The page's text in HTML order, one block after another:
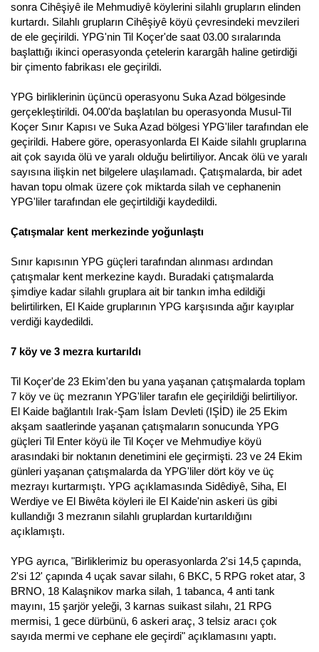
sonra Cihêşiyê ile Mehmudiyê köylerini silahlı grupların elinden
kurtardı. Silahlı grupların Cihêşiyê köyü çevresindeki mevzileri
de ele geçirildi. YPG'nin Til Koçer'de saat 03.00 sıralarında
başlattığı ikinci operasyonda çetelerin karargâh haline getirdiği
bir çimento fabrikası ele geçirildi.
YPG birliklerinin üçüncü operasyonu Suka Azad bölgesinde
gerçekleştirildi. 04.00'da başlatılan bu operasyonda Musul-Til
Koçer Sınır Kapısı ve Suka Azad bölgesi YPG'liler tarafından ele
geçirildi. Habere göre, operasyonlarda El Kaide silahlı gruplarına
ait çok sayıda ölü ve yaralı olduğu belirtiliyor. Ancak ölü ve yaralı
sayısına ilişkin net bilgelere ulaşılamadı. Çatışmalarda, bir adet
havan topu olmak üzere çok miktarda silah ve cephanenin
YPG'liler tarafından ele geçirtildiği kaydedildi.
Çatışmalar kent merkezinde yoğunlaştı
Sınır kapısının YPG güçleri tarafından alınması ardından
çatışmalar kent merkezine kaydı. Buradaki çatışmalarda
şimdiye kadar silahlı gruplara ait bir tankın imha edildiği
belirtilirken, El Kaide gruplarının YPG karşısında ağır kayıplar
verdiği kaydedildi.
7 köy ve 3 mezra kurtarıldı
Til Koçer'de 23 Ekim'den bu yana yaşanan çatışmalarda toplam
7 köy ve üç mezranın YPG'liler tarafın ele geçirildiği belirtiliyor.
El Kaide bağlantılı Irak-Şam İslam Devleti (IŞİD) ile 25 Ekim
akşam saatlerinde yaşanan çatışmaların sonucunda YPG
güçleri Til Enter köyü ile Til Koçer ve Mehmudiye köyü
arasındaki bir noktanın denetimini ele geçirmişti. 23 ve 24 Ekim
günleri yaşanan çatışmalarda da YPG'liler dört köy ve üç
mezrayı kurtarmıştı. YPG açıklamasında Sidêdiyê, Siha, El
Werdiye ve El Biwêta köyleri ile El Kaide'nin askeri üs gibi
kullandığı 3 mezranın silahlı gruplardan kurtarıldığını
açıklamıştı.
YPG ayrıca, "Birliklerimiz bu operasyonlarda 2'si 14,5 çapında,
2'si 12' çapında 4 uçak savar silahı, 6 BKC, 5 RPG roket atar, 3
BRNO, 18 Kalaşnikov marka silah, 1 tabanca, 4 anti tank
mayını, 15 şarjör yeleği, 3 karnas suikast silahı, 21 RPG
mermisi, 1 gece dürbünü, 6 askeri araç, 3 telsiz aracı çok
sayıda mermi ve cephane ele geçirdi" açıklamasını yaptı.